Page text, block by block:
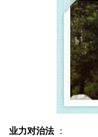
业力对治法：